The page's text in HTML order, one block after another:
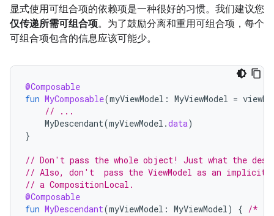
显式使用可组合项的依赖项是一种很好的习惯。我们建议您
仅传递所需可组合项。 为了鼓励分离和重用可组合项，每个
可组合项包含的信息应该可能少。
@Composable
fun MyComposable(myViewModel : MyViewModel =
// ...
MyDescendant(myViewModel .data)
}
// Don't pass the whole object! Just what the
// Also, don't  pass the ViewModel as an implicit
// a CompositionLocal.
@Composable
fun MyDescendant(myViewModel : MyViewModel) { /*